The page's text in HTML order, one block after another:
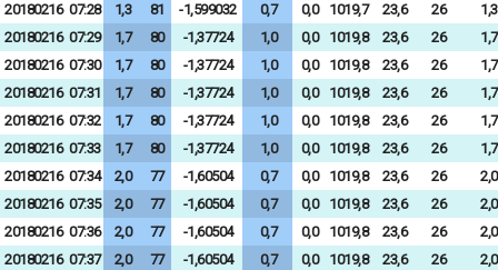
20180216 07:28 1,3 81 -1,599032 0,7 0,0 1019,7 23,6 26
1,3
20180216 07:29 1,7 80 -1,37724 1,0 0,0 1019,8 23,6 26
1,7
20180216 07:30 1,7 80 -1,37724 1,0 0,0 1019,8 23,6 26
1,7
20180216 07:31 1,7 80 -1,37724 1,0 0,0 1019,8 23,6 26
1,7
20180216 07:32 1,7 80 -1,37724 1,0 0,0 1019,8 23,6 26
1,7
20180216 07:33 1,7 80 -1,37724 1,0 0,0 1019,8 23,6 26
1,7
20180216 07:34 2,0 77 -1,60504 0,7 0,0 1019,8 23,6 26
2,0
20180216 07:35 2,0 77 -1,60504 0,7 0,0 1019,8 23,6 26
2,0
20180216 07:36 2,0 77 -1,60504 0,7 0,0 1019,8 23,6 26
2,0
20180216 07:37 2,0 77 -1,60504 0,7 0,0 1019,8 23,6 26
2,0